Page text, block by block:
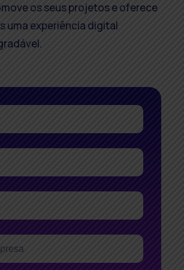
os seus projetos e oferece
uma experiência digital